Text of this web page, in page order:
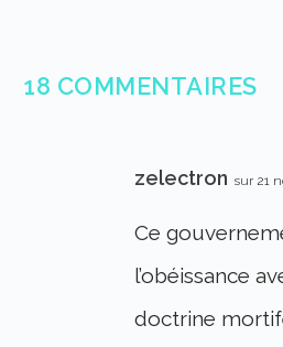
18 COMMENTAIRES
zelectron sur 21
Ce
l’obéissance
doctrine